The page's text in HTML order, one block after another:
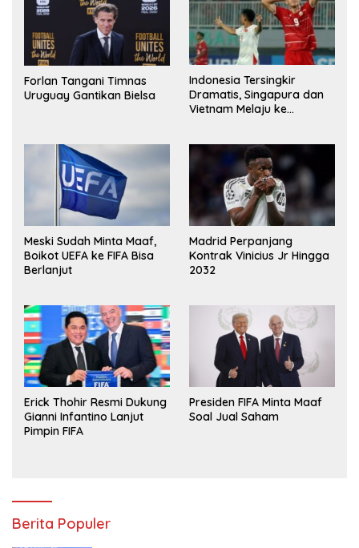
Forlan Tangani Timnas
Uruguay Gantikan Bielsa
Indonesia Tersingkir
Dramatis, Singapura dan
Vietnam Melaju ke
Meski Sudah Minta Maaf,
Boikot UEFA ke FIFA Bisa
Berlanjut
Madrid Perpanjang
Kontrak Vinicius Jr Hingga
2032
Erick Thohir Resmi Dukung
Gianni Infantino Lanjut
Pimpin FIFA
Presiden FIFA Minta Maaf
Soal Jual Saham
Berita Populer